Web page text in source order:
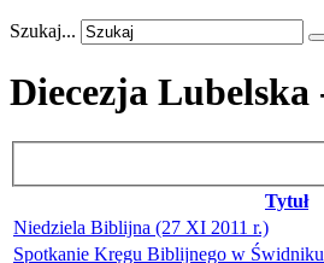
Szukaj...
Diecezja
Tytuł
Niedziela Biblijna (27 XI 2011 r.)
Spotkanie Kręgu Biblijnego w